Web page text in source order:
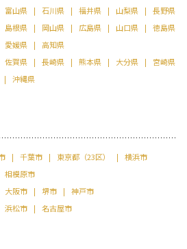
富山県 石川県 福井県 山梨県 長野県
島根県 岡山県 広島県 山口県
徳島県
愛媛県 高知県
佐賀県 長崎県 熊本県 大分県
宮崎県
沖縄県
千葉市 東京都（23区）
横浜市
相模原市
大阪市 堺市 神戸市
浜松市 名古屋市